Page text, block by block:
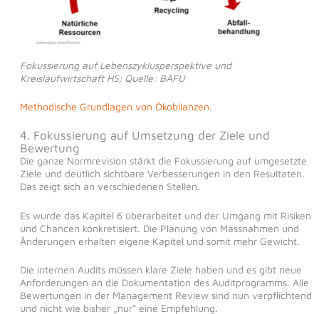
Fokussierung auf Lebenszyklusperspektive und
Kreislaufwirtschaft HS; Quelle: BAFU
Methodische Grundlagen von Ökobilanzen.
4. Fokussierung auf Umsetzung der Ziele und
Bewertung
Die ganze Normrevision stärkt die Fokussierung auf umgesetzte
Ziele und deutlich sichtbare Verbesserungen in den Resultaten.
Das zeigt sich an verschiedenen Stellen.
Es wurde das Kapitel 6 überarbeitet und der Umgang mit Risiken
und Chancen konkretisiert. Die Planung von Massnahmen und
Änderungen erhalten eigene Kapitel und somit mehr Gewicht.
Die internen Audits müssen klare Ziele haben und es gibt neue
Anforderungen an die Dokumentation des Auditprogramms. Alle
Bewertungen in der Management Review sind nun verpflichtend
und nicht wie bisher „nur“ eine Empfehlung.